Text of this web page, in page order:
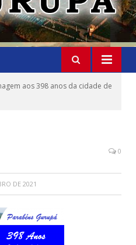
aos 398 anos da cidade de
0
DE 2021